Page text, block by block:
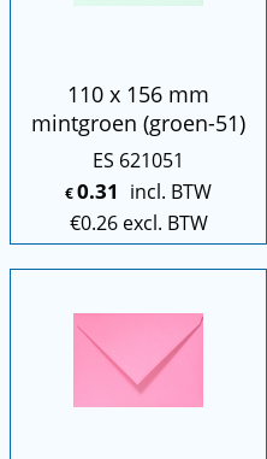
110 x 156 mm
mintgroen (groen-51)
ES 621051
€0.31 incl. BTW
€0.26 excl. BTW